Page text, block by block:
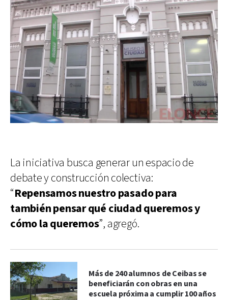
La iniciativa busca generar un espacio de
debate y construcción colectiva:
“Repensamos nuestro pasado para
también pensar qué ciudad queremos y
cómo la queremos”, agregó.
Más de 240 alumnos de Ceibas se
beneficiarán con obras en una
escuela próxima a cumplir 100 años